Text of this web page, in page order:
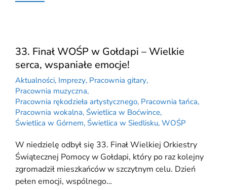
33. Finał WOŚP w Gołdapi – Wielkie
serca, wspaniałe emocje!
Aktualności, Imprezy, Pracownia gitary,
Pracownia muzyczna,
Pracownia rękodzieła artystycznego, Pracownia tańca,
Pracownia wokalna, Świetlica w Boćwince,
Świetlica w Górnem, Świetlica w Siedlisku, WOŚP
W niedzielę odbył się 33. Finał Wielkiej Orkiestry
Świątecznej Pomocy w Gołdapi, który po raz kolejny
zgromadził mieszkańców w szczytnym celu. Dzień
pełen emocji, wspólnego…